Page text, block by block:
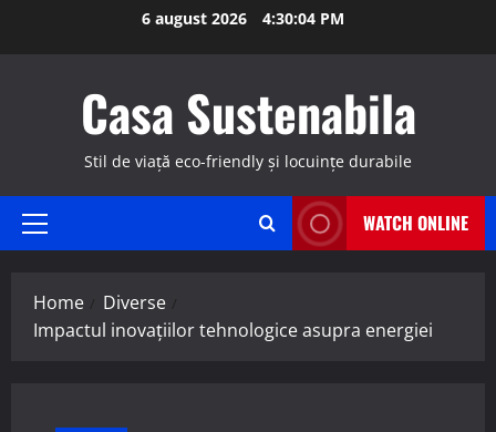
6 august 2026 4:30:05 PM
Casa Sustenabila
Stil de viață eco-friendly și locuințe durabile
Primary
WATCH ONLINE
Home
Diverse
Impactul inovațiilor tehnologice asupra energiei